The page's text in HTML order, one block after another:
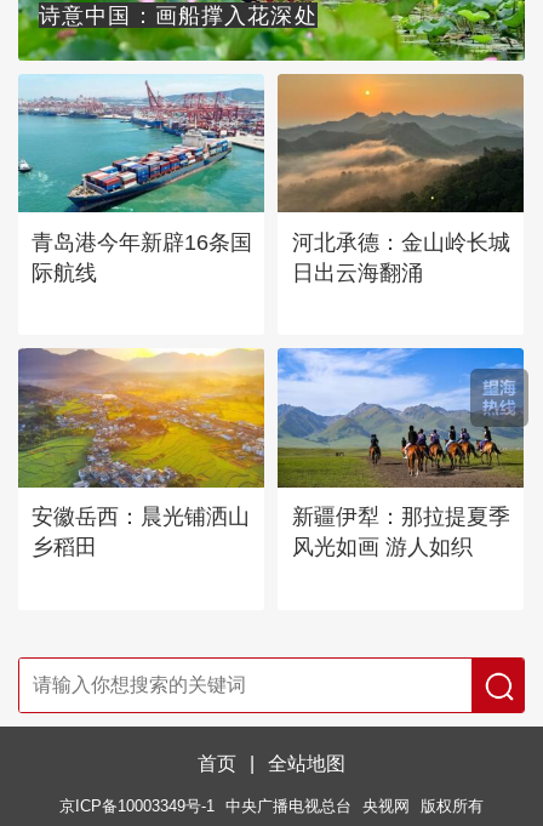
诗意中国：画船撑入花深处
青岛港今年新辟16条国
际航线
河北承德：金山岭长城
日出云海翻涌
安徽岳西：晨光铺洒山
乡稻田
新疆伊犁：那拉提夏季
风光如画 游人如织
首页 全站地图
京ICP备10003349号-1 中央广播电视总台 央视网 版权所有